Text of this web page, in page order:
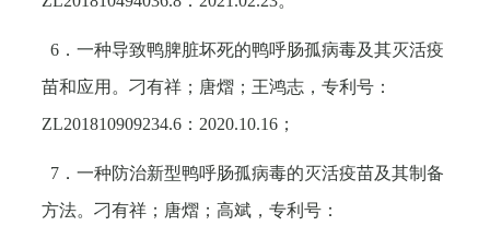
6．一种导致鸭脾脏坏死的鸭呼肠孤病毒及其灭活疫
苗和应用。刁有祥；唐熠；王鸿志，专利号：
ZL201810909234.6： 2020.10.16；
7．一种防治新型鸭呼肠孤病毒的灭活疫苗及其制备
方法。刁有祥；唐熠；高斌，专利号：